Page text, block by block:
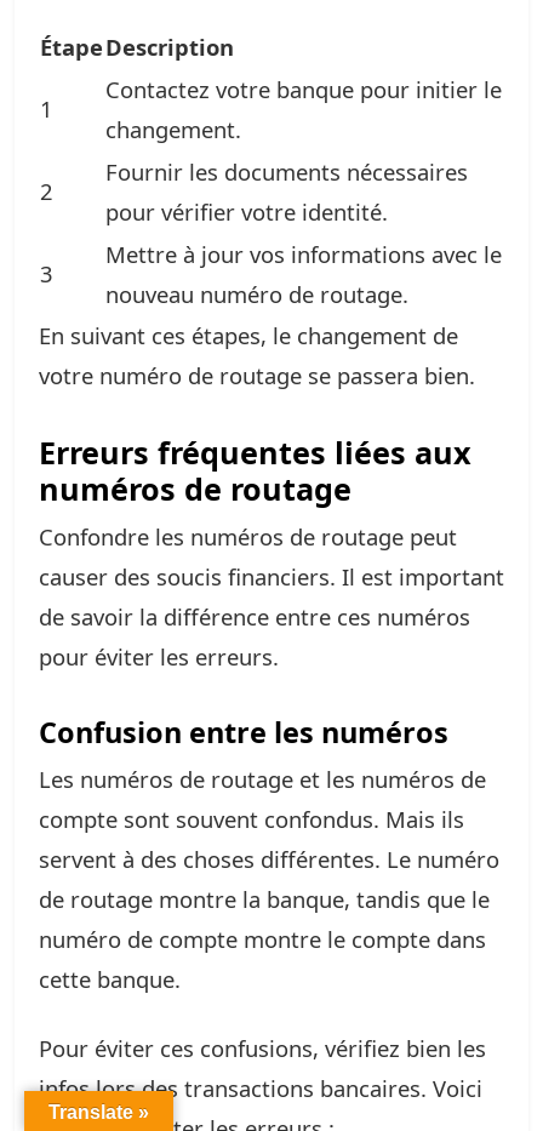
ÉtapeDescription
1
Contactez votre banque pour initier le
changement.
2
Fournir les documents nécessaires
pour vérifier votre identité.
3
Mettre à jour vos informations avec le
nouveau numéro de routage.
En suivant ces étapes, le changement de
votre numéro de routage se passera bien.
Erreurs fréquentes liées aux
numéros de routage
Confondre les numéros de routage peut
causer des soucis financiers. Il est important
de savoir la différence entre ces numéros
pour éviter les erreurs.
Confusion entre les numéros
Les numéros de routage et les numéros de
compte sont souvent confondus. Mais ils
servent à des choses différentes. Le numéro
de routage montre la banque, tandis que le
numéro de compte montre le compte dans
cette banque.
Pour éviter ces confusions, vérifiez bien les
infos lors des transactions bancaires. Voici
Translate »